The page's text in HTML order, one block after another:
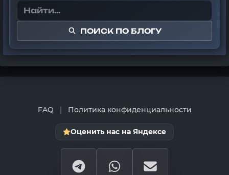
ПОИСК ПО БЛОГУ
FAQ | Политика конфиденциальности
Оценить нас на Яндексе